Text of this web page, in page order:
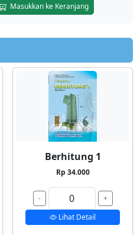
Masukkan ke Keranjang
Berhitung 1
Rp 34.000
-
+
Lihat Detail